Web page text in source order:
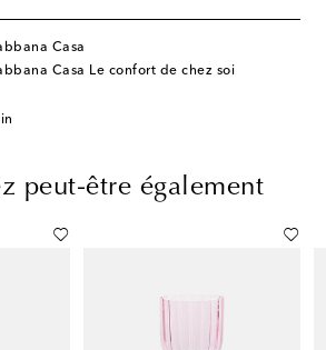
Casa
Casa Le confort de chez soi
peut-être également